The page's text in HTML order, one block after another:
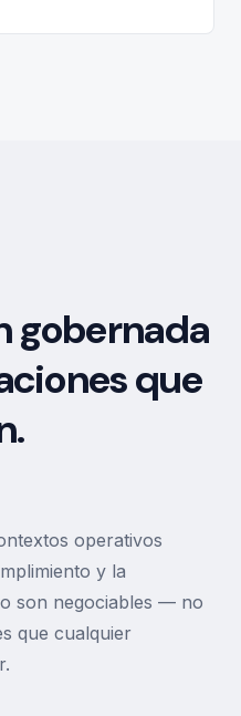
gobernada
que
operativos
y la
son negociables — no
que cualquier